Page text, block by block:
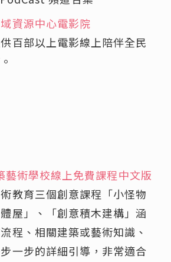
資源中心電影院
百部以上電影線上陪伴全民
術學校線上免費課程中文版
教育三個創意課程「小怪物
屋」、「創意積木建構」涵
程、相關建築或藝術知識、
一步的詳細引導，非常適合